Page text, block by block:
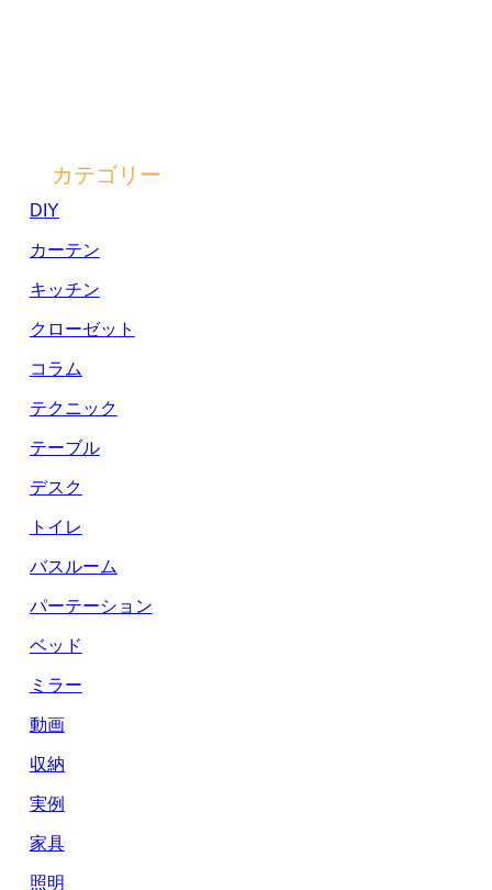
カテゴリー
DIY
カーテン
キッチン
クローゼット
コラム
テクニック
テーブル
デスク
トイレ
バスルーム
パーテーション
ベッド
ミラー
動画
収納
実例
家具
照明